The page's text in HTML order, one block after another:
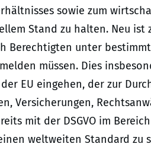
sowie zum
Stand zu halten. Neu ist
Berechtigten unter
müssen. Dies
EU eingehen, der zur
Versicherungen,
mit der DSGVO im
weltweiten Standard zu